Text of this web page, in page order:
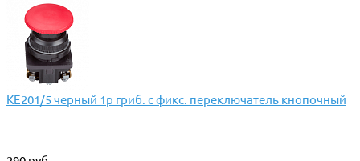
КЕ201/5 черный 1р гриб. с фикс. переключатель кнопочный